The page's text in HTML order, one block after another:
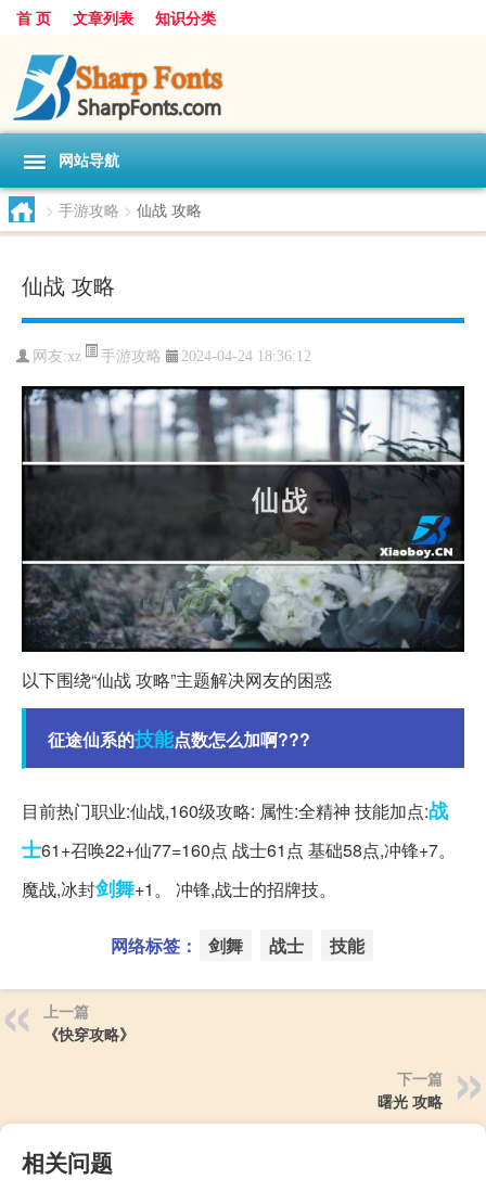
首 页 文章列表 知识分类
网站导航
> 手游攻略 > 仙战 攻略
仙战 攻略
网友:xz 手游攻略 2024-04-24 18:36:12
以下围绕“仙战 攻略”主题解决网友的困惑
征途仙系的技能点数怎么加啊???
目前热门职业:仙战,160级攻略: 属性:全精神 技能加点:战
士61+召唤22+仙77=160点 战士61点 基础58点,冲锋+7。
魔战,冰封剑舞+1。 冲锋,战士的招牌技。
网络标签： 剑舞 战士 技能
上一篇
《快穿攻略》
下一篇
曙光 攻略
相关问题